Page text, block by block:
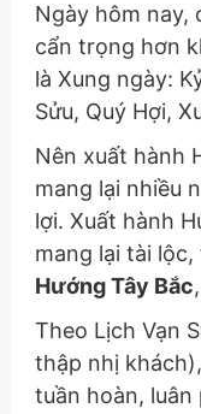
Ngày hôm nay,
cẩn trọng hơn
là Xung ngày:
Sửu, Quý Hợi,
Nên xuất hành
mang lại nhiều
lợi. Xuất hành
mang lại tài
Hướng Tây Bắc
Theo Lịch Vạn
thập nhị
tuần hoàn,